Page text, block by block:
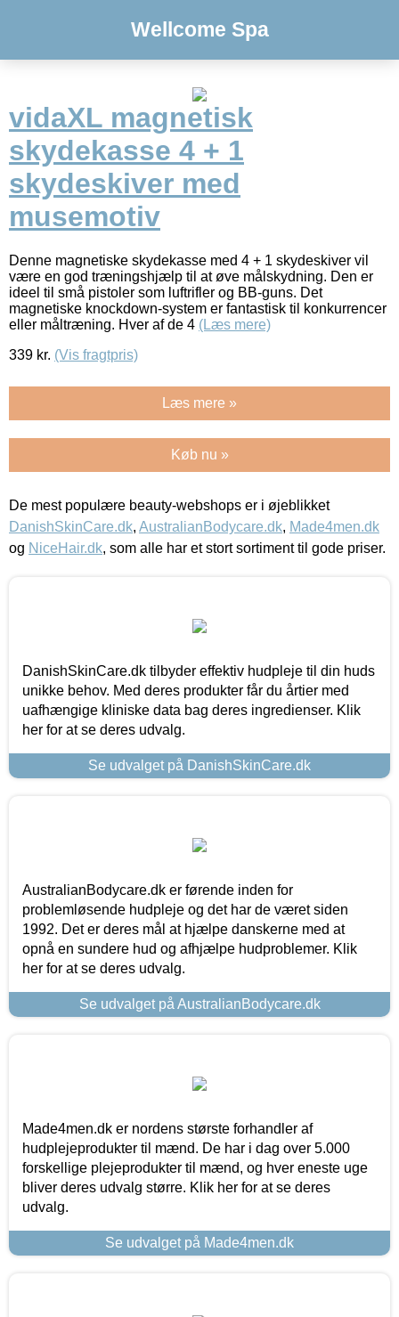
Wellcome Spa
vidaXL magnetisk
skydekasse 4 + 1
skydeskiver med
musemotiv
Denne magnetiske skydekasse med 4 + 1 skydeskiver vil
være en god træningshjælp til at øve målskydning. Den er
ideel til små pistoler som luftrifler og BB-guns. Det
magnetiske knockdown-system er fantastisk til konkurrencer
eller måltræning. Hver af de 4 (Læs mere)
339 kr. (Vis fragtpris)
Læs mere »
Køb nu »
De mest populære beauty-webshops er i øjeblikket
DanishSkinCare.dk, AustralianBodycare.dk, Made4men.dk
og NiceHair.dk, som alle har et stort sortiment til gode priser.
DanishSkinCare.dk tilbyder effektiv hudpleje til din huds
unikke behov. Med deres produkter får du årtier med
uafhængige kliniske data bag deres ingredienser. Klik
her for at se deres udvalg.
Se udvalget på DanishSkinCare.dk
AustralianBodycare.dk er førende inden for
problemløsende hudpleje og det har de været siden
1992. Det er deres mål at hjælpe danskerne med at
opnå en sundere hud og afhjælpe hudproblemer. Klik
her for at se deres udvalg.
Se udvalget på AustralianBodycare.dk
Made4men.dk er nordens største forhandler af
hudplejeprodukter til mænd. De har i dag over 5.000
forskellige plejeprodukter til mænd, og hver eneste uge
bliver deres udvalg større. Klik her for at se deres
udvalg.
Se udvalget på Made4men.dk